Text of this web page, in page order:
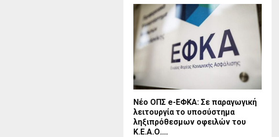
Νέο ΟΠΣ e-ΕΦΚΑ: Σε παραγωγική
λειτουργία το υποσύστημα
ληξιπρόθεσμων οφειλών του
Κ.Ε.Α.Ο....